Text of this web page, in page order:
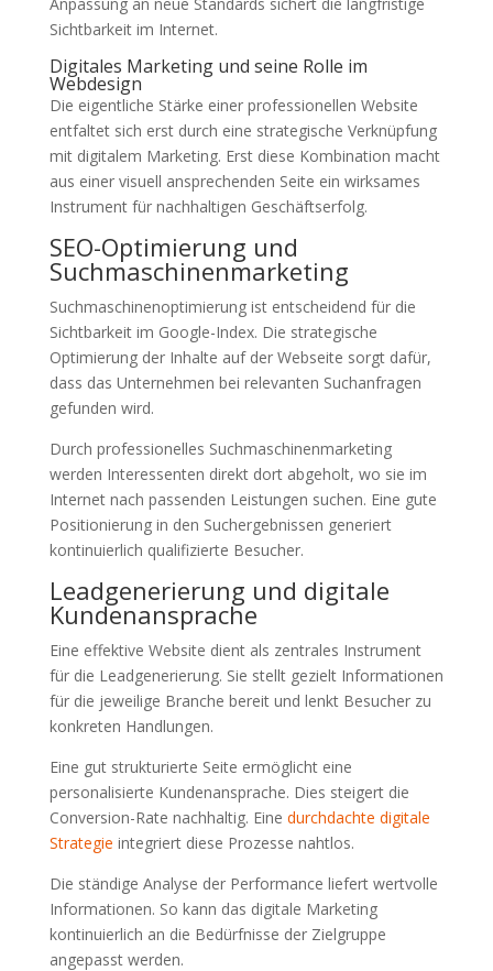
Sichtbarkeit im Internet.
Digitales Marketing und seine Rolle im
Webdesign
Die eigentliche Stärke einer professionellen Website
entfaltet sich erst durch eine strategische Verknüpfung
mit digitalem Marketing. Erst diese Kombination macht
aus einer visuell ansprechenden Seite ein wirksames
Instrument für nachhaltigen Geschäftserfolg.
SEO-Optimierung und
Suchmaschinenmarketing
Suchmaschinenoptimierung ist entscheidend für die
Sichtbarkeit im Google-Index. Die strategische
Optimierung der Inhalte auf der Webseite sorgt dafür,
dass das Unternehmen bei relevanten Suchanfragen
gefunden wird.
Durch professionelles Suchmaschinenmarketing
werden Interessenten direkt dort abgeholt, wo sie im
Internet nach passenden Leistungen suchen. Eine gute
Positionierung in den Suchergebnissen generiert
kontinuierlich qualifizierte Besucher.
Leadgenerierung und digitale
Kundenansprache
Eine effektive Website dient als zentrales Instrument
für die Leadgenerierung. Sie stellt gezielt Informationen
für die jeweilige Branche bereit und lenkt Besucher zu
konkreten Handlungen.
Eine gut strukturierte Seite ermöglicht eine
personalisierte Kundenansprache. Dies steigert die
Conversion-Rate nachhaltig. Eine durchdachte digitale
Strategie integriert diese Prozesse nahtlos.
Die ständige Analyse der Performance liefert wertvolle
Informationen. So kann das digitale Marketing
kontinuierlich an die Bedürfnisse der Zielgruppe
angepasst werden.